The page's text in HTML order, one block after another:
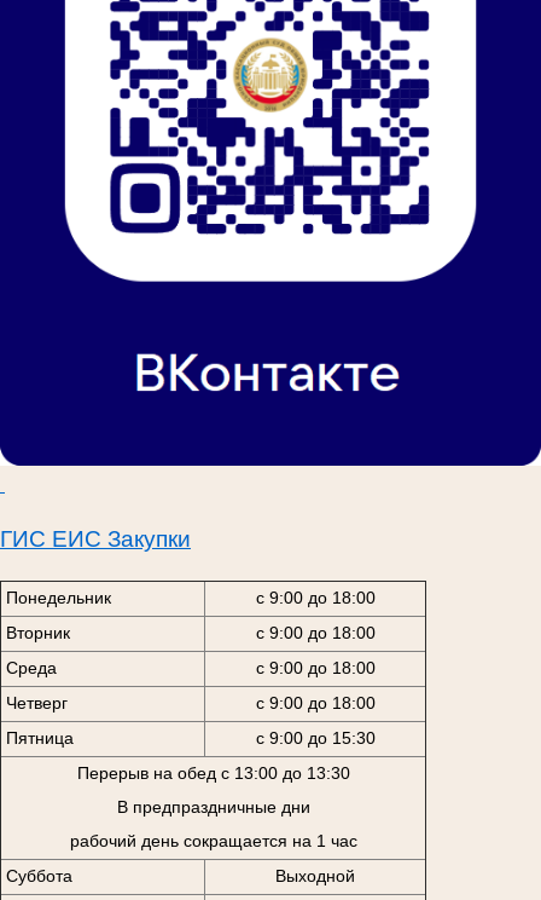
ГИС ЕИС Закупки
Понедельник
с 9:00 до 18:00
Вторник
с 9:00 до 18:00
Среда
с 9:00 до 18:00
Четверг
с 9:00 до 18:00
Пятница
с 9:00 до 15:30
Перерыв на обед с 13:00 до 13:30
В предпраздничные дни
рабочий день сокращается на 1 час
Суббота
Выходной